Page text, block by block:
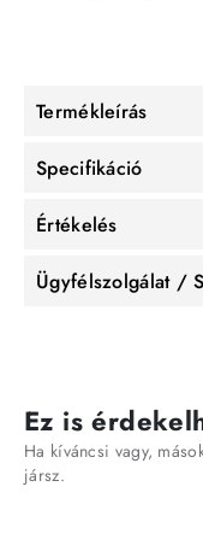
Termékleírás
Specifikáció
Értékelés
Ügyfélszolgálat /
Ez is
Ha kíváncsi vagy,
jársz.